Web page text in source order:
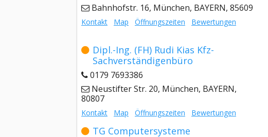
Bahnhofstr. 16, München, BAYERN, 85609
Kontakt Map Öffnungszeiten Bewertungen
Dipl.-Ing. (FH) Rudi Kias Kfz-
Sachverständigenbüro
0179 7693386
Neustifter Str. 20, München, BAYERN,
80807
Kontakt Map Öffnungszeiten Bewertungen
TG Computersysteme